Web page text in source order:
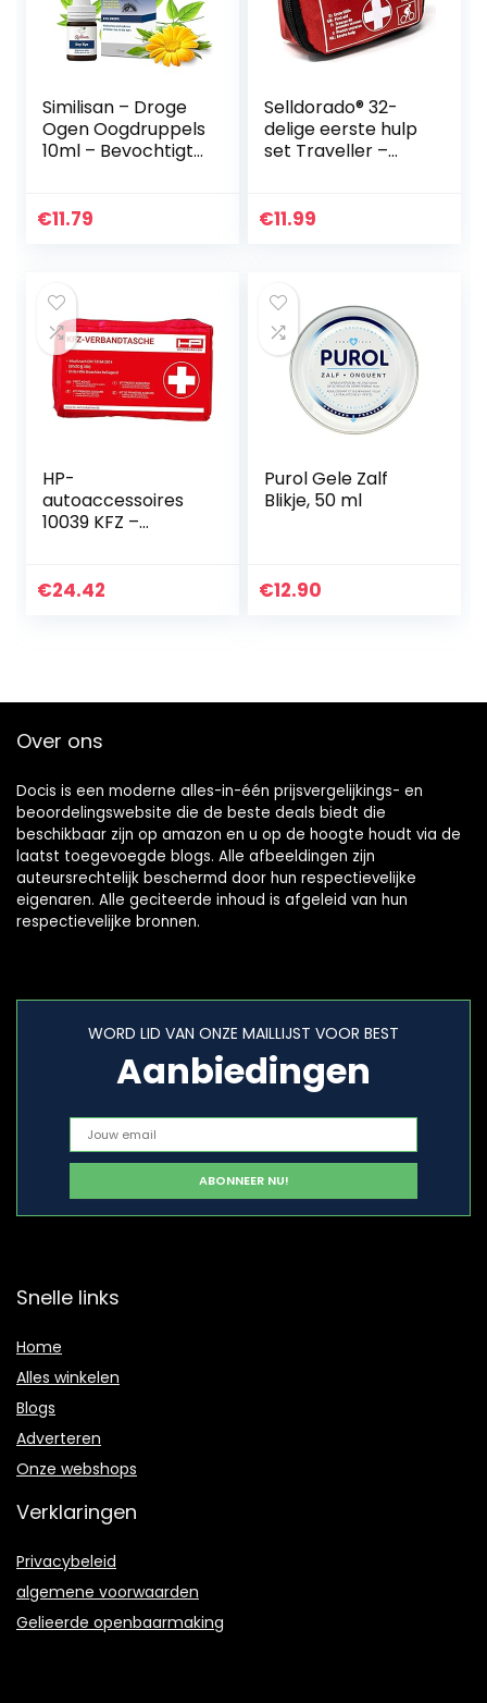
Similisan – Droge
Ogen Oogdruppels
10ml – Bevochtigt
Ogen –
€11.79
Selldorado® 32-
delige eerste hulp
set Traveller –
outdoor, fiets
€11.99
HP-
autoaccessoires
10039 KFZ –
houdbaarheid min.
€24.42
Purol Gele Zalf
Blikje, 50 ml
€12.90
Over ons
Docis is een moderne alles-in-één prijsvergelijkings- en
beoordelingswebsite die de beste deals biedt die
beschikbaar zijn op amazon en u op de hoogte houdt via de
laatst toegevoegde blogs. Alle afbeeldingen zijn
auteursrechtelijk beschermd door hun respectievelijke
eigenaren. Alle geciteerde inhoud is afgeleid van hun
respectievelijke bronnen.
WORD LID VAN ONZE MAILLIJST VOOR BEST
Aanbiedingen
Snelle links
Home
Alles winkelen
Blogs
Adverteren
Onze webshops
Verklaringen
Privacybeleid
algemene voorwaarden
Gelieerde openbaarmaking